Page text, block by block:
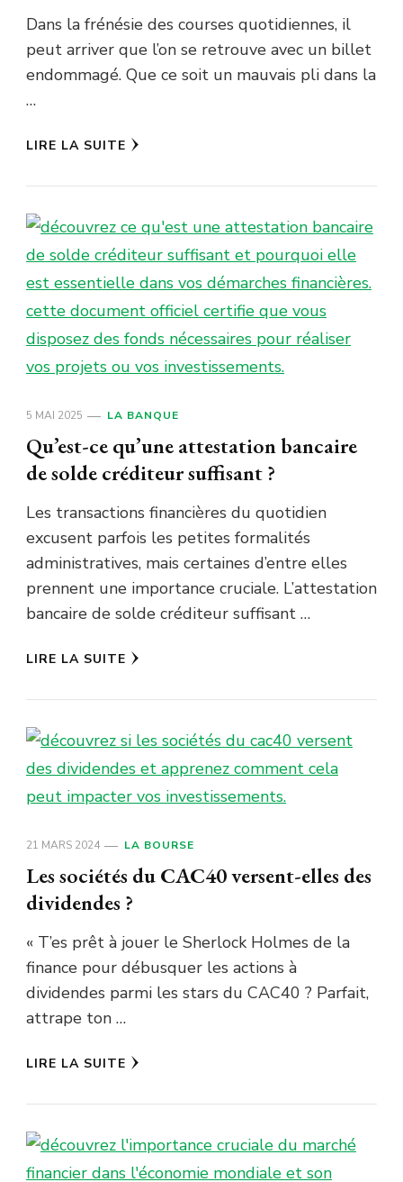
Dans la frénésie des courses quotidiennes, il
peut arriver que l’on se retrouve avec un billet
endommagé. Que ce soit un mauvais pli dans la
…
LIRE LA SUITE
5 MAI 2025 LA BANQUE
Qu’est-ce qu’une attestation bancaire
de solde créditeur suffisant ?
Les transactions financières du quotidien
excusent parfois les petites formalités
administratives, mais certaines d’entre elles
prennent une importance cruciale. L’attestation
bancaire de solde créditeur suffisant …
LIRE LA SUITE
21 MARS 2024 LA BOURSE
Les sociétés du CAC40 versent-elles des
dividendes ?
« T’es prêt à jouer le Sherlock Holmes de la
finance pour débusquer les actions à
dividendes parmi les stars du CAC40 ? Parfait,
attrape ton …
LIRE LA SUITE